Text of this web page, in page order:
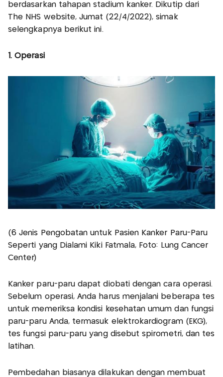
berdasarkan tahapan stadium kanker. Dikutip dari
The NHS website, Jumat (22/4/2022), simak
selengkapnya berikut ini.
1. Operasi
(6 Jenis Pengobatan untuk Pasien Kanker Paru-Paru
Seperti yang Dialami Kiki Fatmala, Foto: Lung Cancer
Center)
Kanker paru-paru dapat diobati dengan cara operasi.
Sebelum operasi, Anda harus menjalani beberapa tes
untuk memeriksa kondisi kesehatan umum dan fungsi
paru-paru Anda, termasuk elektrokardiogram (EKG),
tes fungsi paru-paru yang disebut spirometri, dan tes
latihan.
Pembedahan biasanya dilakukan dengan membuat